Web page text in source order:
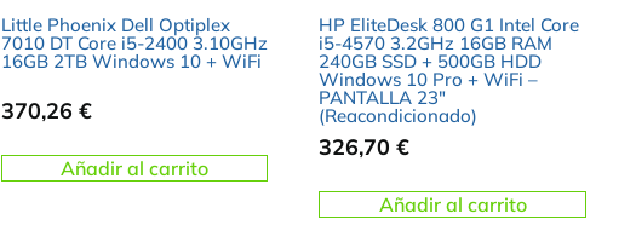
Little Phoenix Dell Optiplex
7010 DT Core i5-2400 3.10GHz
16GB 2TB Windows 10 + WiFi
370,26 €
Añadir al carrito
HP EliteDesk 800 G1 Intel Core
i5-4570 3.2GHz 16GB RAM
240GB SSD + 500GB HDD
Windows 10 Pro + WiFi –
PANTALLA 23″
(Reacondicionado)
326,70€
Añadir al carrito